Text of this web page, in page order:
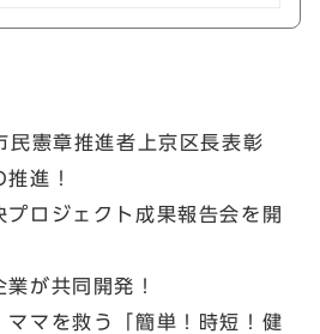
憲章推進者上京区長表彰
進！
ジェクト成果報告会を開
が共同開発！
を救う「簡単！時短！健